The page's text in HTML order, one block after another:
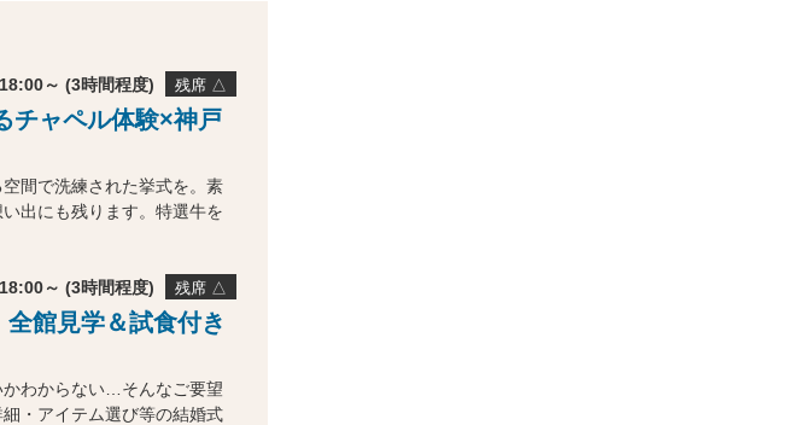
～ (3時間程度) 残席 △
チャペル体験×神戸
間で洗練された挙式を。素
出にも残ります。特選牛を
～ (3時間程度) 残席 △
館見学＆試食付き
かわからない…そんなご要望
・アイテム選び等の結婚式